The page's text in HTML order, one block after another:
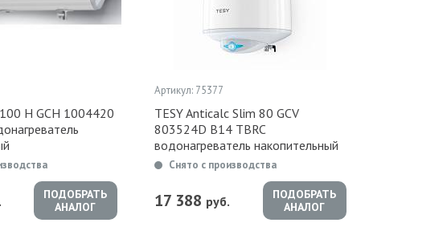
H GCH 1004420
ПОДОБРАТЬ
АНАЛОГ
Артикул: 75377
TESY Anticalc Slim 80 GCV
803524D B14 TBRC
водонагреватель накопительный
Снято с производства
17 388 руб.
ПОДОБРАТЬ
АНАЛОГ